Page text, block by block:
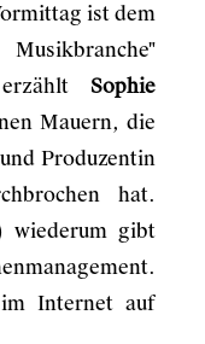
ist dem
Sophie
Mauern, die
Produzentin
hat.
wiederum gibt
Internet auf